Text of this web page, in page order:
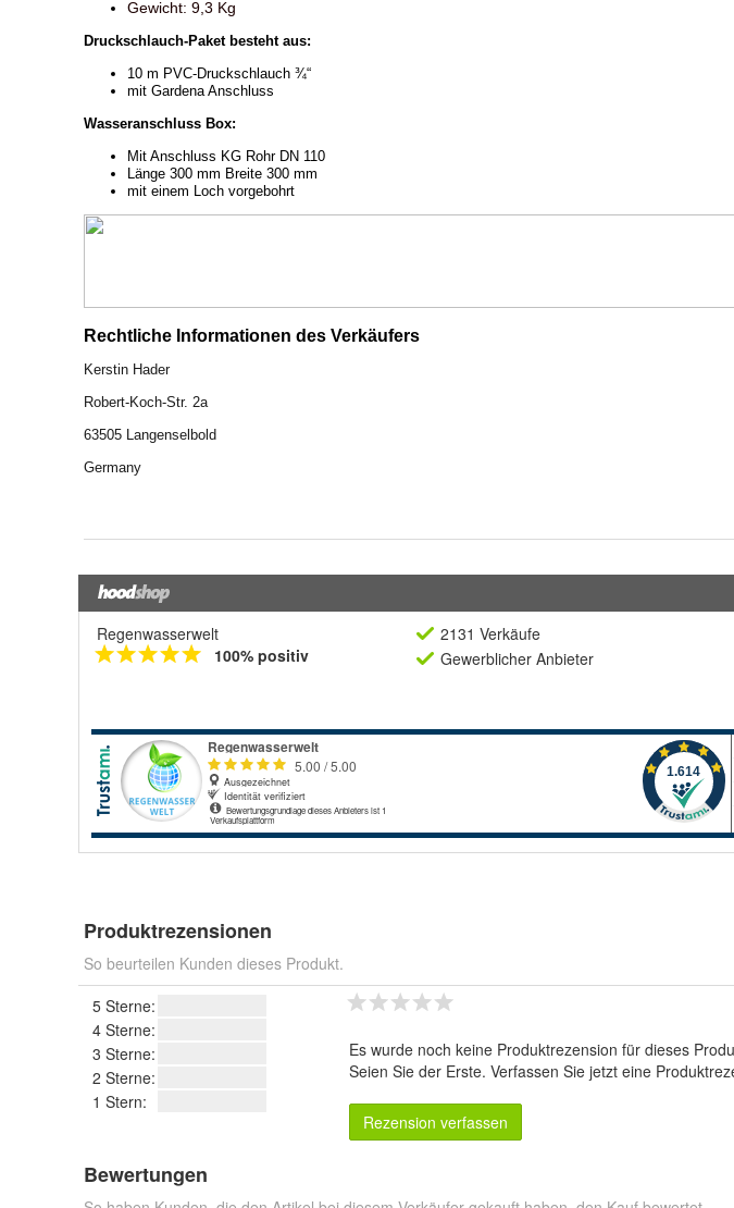
Regenwasserwelt
100% positiv
2131 Verkäufe
Gewerblicher Anbieter
Produktrezensionen
So beurteilen Kunden dieses Produkt.
5 Sterne:
4 Sterne:
3 Sterne:
2 Sterne:
1 Stern:
Es wurde noch keine Produktrezension für dieses
Seien Sie der Erste. Verfassen Sie jetzt eine
Rezension verfassen
Bewertungen